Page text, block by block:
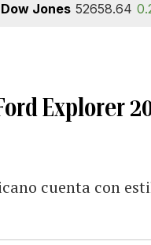
Dow Jones 52658.64
Explorer
cuenta con